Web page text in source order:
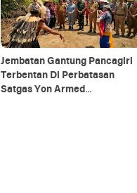
Jembatan Gantung Pancagiri
Terbentan Di Perbatasan
Satgas Yon Armed